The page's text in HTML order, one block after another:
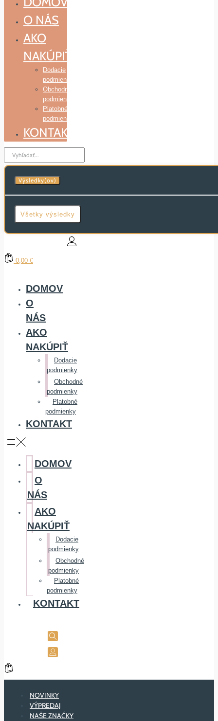
O NÁS
AKO
NAKÚPIŤ
Dodacie
podmienky
Obchodné
podmienky
Platobné
podmienky
KONTAKT
Search
...
Výsledky(ov)
Všetky výsledky
0,00 €
DOMOV
O
NÁS
AKO
NAKÚPIŤ
Dodacie
podmienky
Obchodné
podmienky
Platobné
podmienky
KONTAKT
DOMOV
O
NÁS
AKO
NAKÚPIŤ
Dodacie
podmienky
Obchodné
podmienky
Platobné
podmienky
KONTAKT
NOVINKY
VÝPREDAJ
NAŠE ZNAČKY